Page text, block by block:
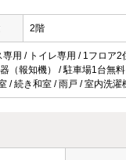
2階
用 / トイレ専用 / 1フロア
（報知機） / 駐車場1台無
/ 続き和室 / 雨戸 / 室内洗濯